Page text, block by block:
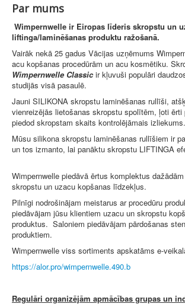
Par mums
Wimpernwelle ir Eiropas līderis skropstu un
liftinga/laminēšanas produktu ražošanā.
Vairāk nekā 25 gadus Vācijas uzņēmums
acu kopšanas procedūrām un acu kosmētiku.
Wimpernwelle Classicir kļuvuši populāri
studijās visā pasaulē.
Jauni SILIKONA skropstu laminēšanas rullīši,
vienreizējās lietošanas skropstu spolītēm, ļoti ērti
piedod skropstam skaits kontrolējāmais izliekums.
Mūsu silikona skropstu laminēšanas rullīšiem ir
un tos izmanto, lai panāktu skropstu LIFTINGA
Wimpernwelle piedāvā ērtus komplektus
skropstu un uzacu kopšanas līdzekļus.
Pilnīgi nodrošinājam meistarus ar procedūru
piedāvājam jūsu klientiem uzacu un skropstu
produktus. Saloniem piedāvājam pārdošanas
produktiem.
Wimpernwelle viss sortiments apskatāms e-
https://alor.pro/wimpernwelle.490.b
Regulāri organizējām apmācības grupas un